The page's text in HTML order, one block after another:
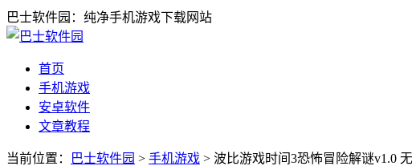
巴士软件园：纯净手机游戏下载网站
首页
手机游戏
安卓软件
文章教程
当前位置： 巴士软件园 > 手机游戏 > 波比游戏时间3恐怖冒险解谜v1.0